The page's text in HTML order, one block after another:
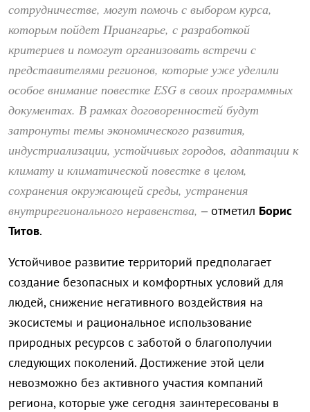
сотрудничестве, могут помочь с выбором курса,
которым пойдет Приангарье, с разработкой
критериев и помогут организовать встречи с
представителями регионов, которые уже уделили
особое внимание повестке ESG в своих программных
документах. В рамках договоренностей будут
затронуты темы экономического развития,
индустриализации, устойчивых городов, адаптации к
климату и климатической повестке в целом,
сохранения окружающей среды, устранения
внутрирегионального неравенства, – отметил Борис
Титов.
Устойчивое развитие территорий предполагает
создание безопасных и комфортных условий для
людей, снижение негативного воздействия на
экосистемы и рациональное использование
природных ресурсов с заботой о благополучии
следующих поколений. Достижение этой цели
невозможно без активного участия компаний
региона, которые уже сегодня заинтересованы в